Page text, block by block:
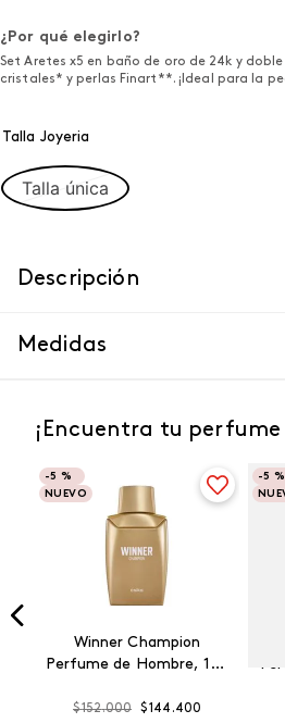
¿Por qué elegirlo?
Set Aretes x5 en baño de oro de 24k y
cristales* y perlas Finart**. ¡Ideal para la
Talla Joyeria
Talla única
Descripción
Medidas
¡Encuentra tu
-5 %
NUEVO
Winner Champion
Perfume de Hombre, 100
$152.000 $144 .400
-5 %